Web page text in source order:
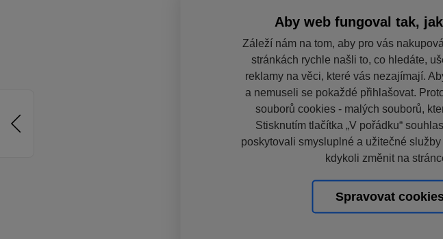
Aby web fungoval tak,
Záleží nám na tom, aby pro vás
stránkách rychle našli to, co hledáte,
reklamy na věci, které vás nezajímají.
a nemuseli se pokaždé přihlašovat.
souborů cookies - malých souborů,
Stisknutím tlačítka „V pořádku“
poskytovali smysluplné a užitečné
kdykoli změnit na
Spravovat